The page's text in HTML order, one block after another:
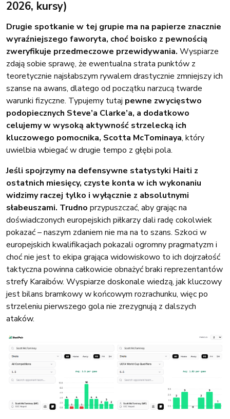
2026, kursy)
Drugie spotkanie w tej grupie ma na papierze znacznie
wyraźniejszego faworyta, choć boisko z pewnością
zweryfikuje przedmeczowe przewidywania. Wyspiarze
zdają sobie sprawę, że ewentualna strata punktów z
teoretycznie najsłabszym rywalem drastycznie zmniejszy ich
szanse na awans, dlatego od początku narzucą twarde
warunki fizyczne. Typujemy tutaj pewne zwycięstwo
podopiecznych Steve’a Clarke’a, a dodatkowo
celujemy w wysoką aktywność strzelecką ich
kluczowego pomocnika, Scotta McTominaya, który
uwielbia wbiegać w drugie tempo z głębi pola.
Jeśli spojrzymy na defensywne statystyki Haiti z
ostatnich miesięcy, czyste konta w ich wykonaniu
widzimy raczej tylko i wyłącznie z absolutnymi
słabeuszami. Trudno przypuszczać, aby grając na
doświadczonych europejskich piłkarzy dali radę cokolwiek
pokazać – naszym zdaniem nie ma na to szans. Szkoci w
europejskich kwalifikacjach pokazali ogromny pragmatyzm i
choć nie jest to ekipa grająca widowiskowo to ich dojrzałość
taktyczna powinna całkowicie obnażyć braki reprezentantów
strefy Karaibów. Wyspiarze doskonale wiedzą, jak kluczowy
jest bilans bramkowy w końcowym rozrachunku, więc po
strzeleniu pierwszego gola nie zrezygnują z dalszych
ataków.